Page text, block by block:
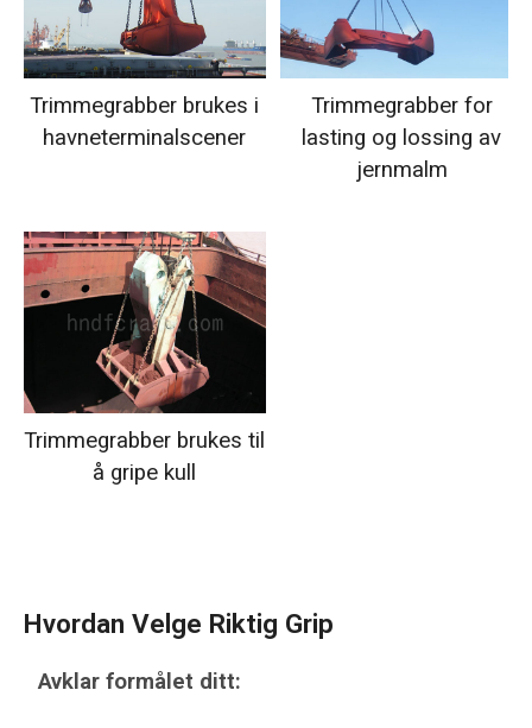
Trimmegrabber brukes i
havneterminalscener
Trimmegrabber for
lasting og lossing av
jernmalm
Trimmegrabber brukes til
å gripe kull
Hvordan Velge Riktig Grip
Avklar formålet ditt: